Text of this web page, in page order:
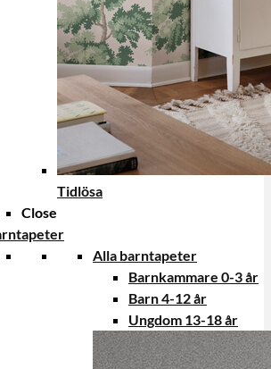
Tidlösa
Close
Alla barntapeter
Barnkammare 0-3 år
Barn 4-12 år
Ungdom 13-18 år